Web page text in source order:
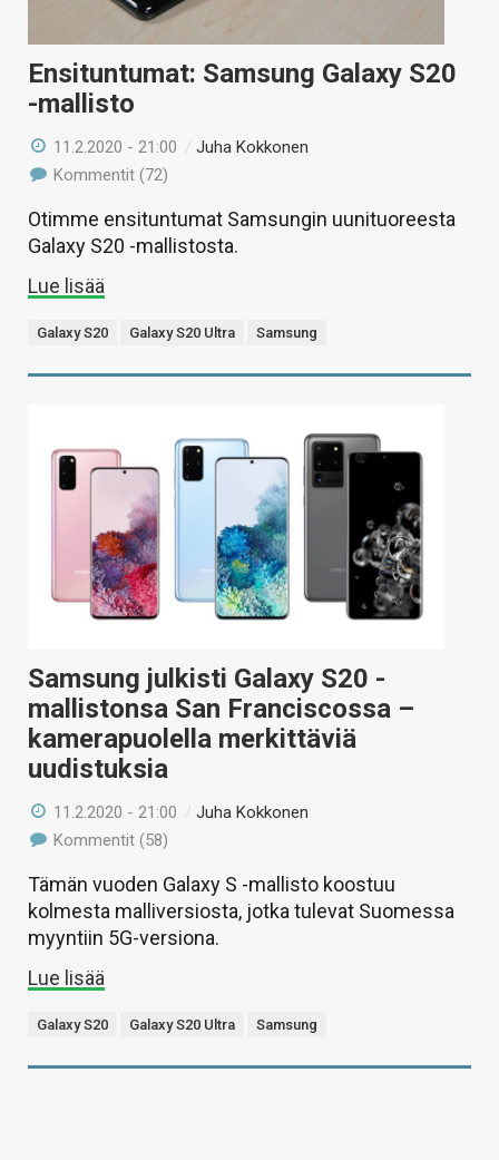
Ensituntumat: Samsung Galaxy S20
-mallisto
11.2.2020 - 21:00 /Juha Kokkonen
Kommentit (72)
Otimme ensituntumat Samsungin uunituoreesta
Galaxy S20 -mallistosta.
Lue lisää
Galaxy S20 Galaxy S20 Ultra Samsung
Samsung julkisti Galaxy S20 -
mallistonsa San Franciscossa –
kamerapuolella merkittäviä
uudistuksia
11.2.2020 - 21:00 /Juha Kokkonen
Kommentit (58)
Tämän vuoden Galaxy S -mallisto koostuu
kolmesta malliversiosta, jotka tulevat Suomessa
myyntiin 5G-versiona.
Lue lisää
Galaxy S20 Galaxy S20 Ultra Samsung